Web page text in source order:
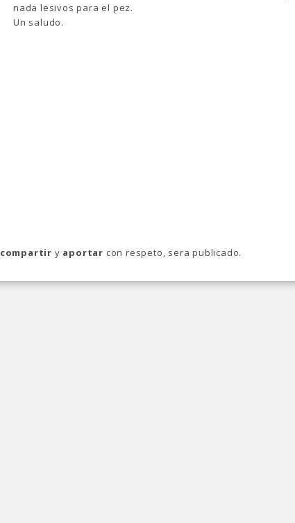
nada lesivos para el pez.
Un saludo.
compartir y aportar con respeto, sera publicado.